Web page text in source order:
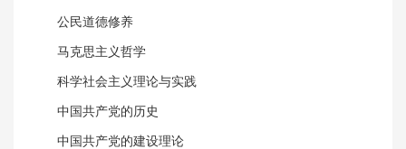
公民道德修养
马克思主义哲学
科学社会主义理论与实践
中国共产党的历史
中国共产党的建设理论